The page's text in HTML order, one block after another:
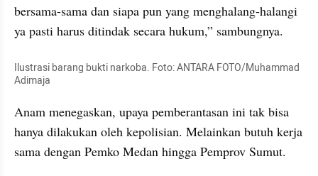
bersama-sama dan siapa pun yang menghalang-halangi
ya pasti harus ditindak secara hukum,” sambungnya.
Ilustrasi barang bukti narkoba. Foto: ANTARA FOTO/Muhammad
Adimaja
Anam menegaskan, upaya pemberantasan ini tak bisa
hanya dilakukan oleh kepolisian. Melainkan butuh kerja
sama dengan Pemko Medan hingga Pemprov Sumut.